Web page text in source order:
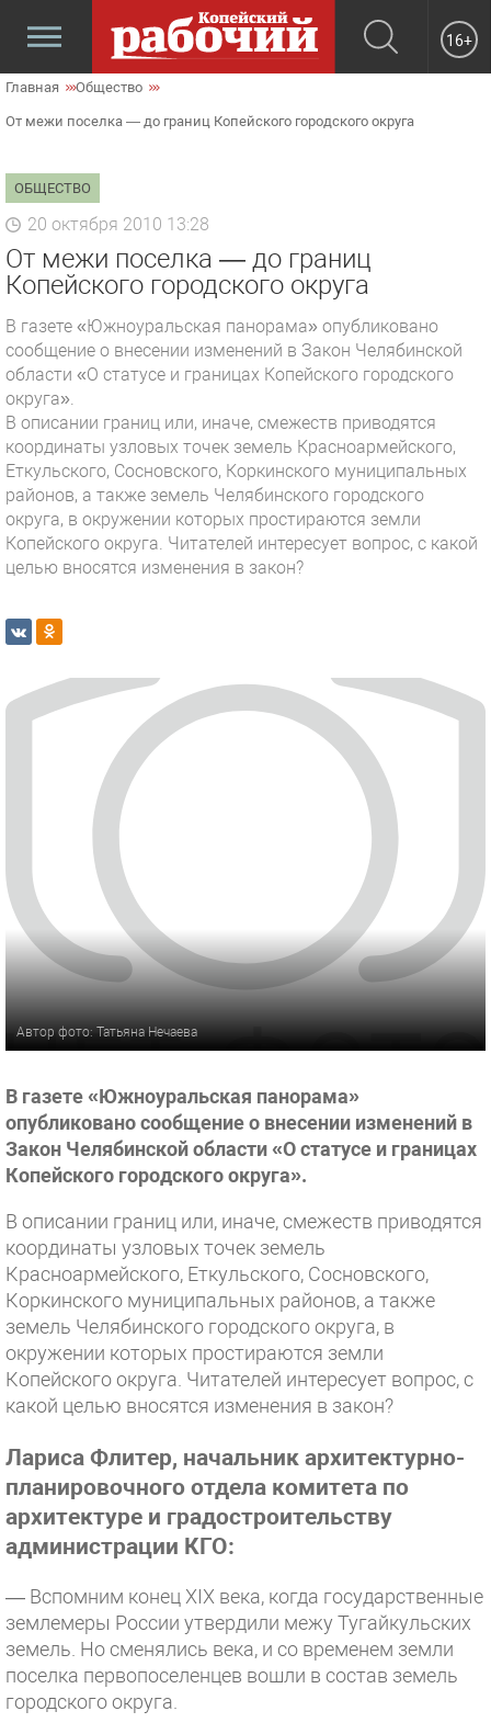
16+
Главная Общество
От межи поселка — до границ Копейского городского округа
ОБЩЕСТВО
20 октября 2010 13:28
От межи поселка — до границ
Копейского городского округа
В газете «Южноуральская панорама» опубликовано
сообщение о внесении изменений в Закон Челябинской
области «О статусе и границах Копейского городского
округа».
В описании границ или, иначе, смежеств приводятся
координаты узловых точек земель Красноармейского,
Еткульского, Сосновского, Коркинского муниципальных
районов, а также земель Челябинского городского
округа, в окружении которых простираются земли
Копейского округа. Читателей интересует вопрос, с какой
целью вносятся изменения в закон?
Автор фото: Татьяна Нечаева
В газете «Южноуральская панорама»
опубликовано сообщение о внесении изменений в
Закон Челябинской области «О статусе и границах
Копейского городского округа».
В описании границ или, иначе, смежеств приводятся
координаты узловых точек земель
Красноармейского, Еткульского, Сосновского,
Коркинского муниципальных районов, а также
земель Челябинского городского округа, в
окружении которых простираются земли
Копейского округа. Читателей интересует вопрос, с
какой целью вносятся изменения в закон?
Лариса Флитер, начальник архитектурно-
планировочного отдела комитета по
архитектуре и градостроительству
администрации КГО:
— Вспомним конец XIX века, когда государственные
землемеры России утвердили межу Тугайкульских
земель. Но сменялись века, и со временем земли
поселка первопоселенцев вошли в состав земель
городского округа.